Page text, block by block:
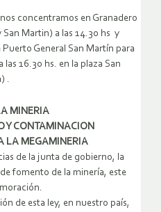
concentramos en Granadero
San Martin) a las 14.30 hs y
General San Martín para
las 16.30 hs. en la plaza San
.
MINERIA
Y CONTAMINACION
LA MEGAMINERIA
de la junta de gobierno, la
fomento de la minería, este
de esta ley, en nuestro país,